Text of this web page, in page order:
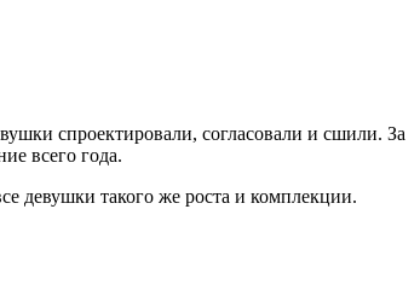
спроектировали, согласовали и сшили. За
всего года.
девушки такого же роста и комплекции.